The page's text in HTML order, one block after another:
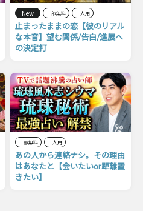
New 一部無料 二人用
止まったままの恋【彼のリアル
な本音】望む関係/告白/進展へ
の決定打
一部無料 二人用
あの人から連絡ナシ。その理由
はあなたと【会いたいor距離置
きたい】